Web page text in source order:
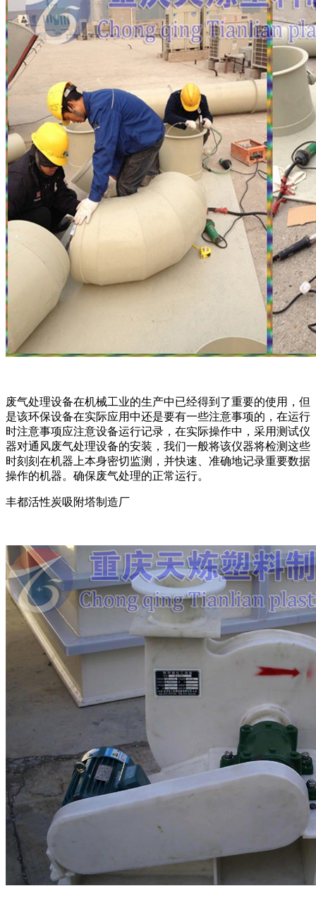
废气处理设备在机械工业的生产中已经得到了重要的使用，但
是该环保设备在实际应用中还是要有一些注意事项的，在运行
时注意事项应注意设备运行记录，在实际操作中，采用测试仪
器对通风废气处理设备的安装，我们一般将该仪器将检测这些
时刻刻在机器上本身密切监测，并快速、准确地记录重要数据
操作的机器。确保废气处理的正常运行。
丰都活性炭吸附塔制造厂